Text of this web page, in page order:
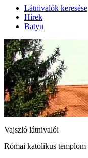
Látnivalók keresése
Hírek
Batyu
Vajszló látnivalói
Római katolikus templom